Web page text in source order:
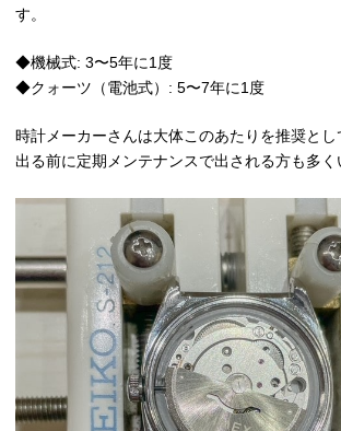
す。
◆機械式: 3〜5年に1度
◆クォーツ（電池式）: 5〜7年に1度
時計メーカーさんは大体このあたりを推奨と
出る前に定期メンテナンスで出される方も多く